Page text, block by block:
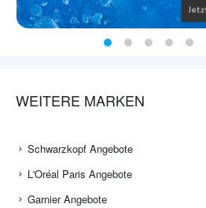
WEITERE MARKEN
Schwarzkopf Angebote
L'Oréal Paris Angebote
Garnier Angebote